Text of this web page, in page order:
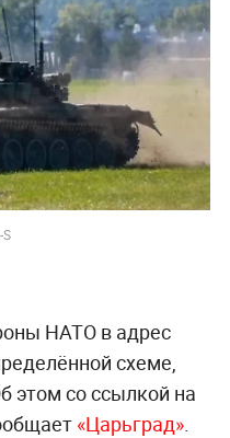
НАТО в адрес
схеме,
этом со ссылкой на
«Царьград».